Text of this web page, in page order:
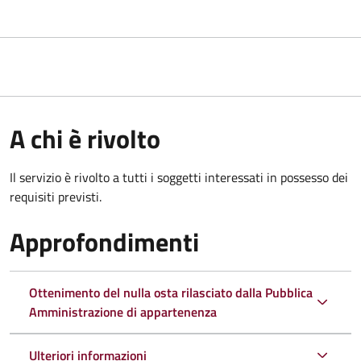
A chi è rivolto
Il servizio è rivolto a tutti i soggetti interessati in possesso dei
requisiti previsti.
Approfondimenti
Ottenimento del nulla osta rilasciato dalla Pubblica
Amministrazione di appartenenza
Ulteriori informazioni